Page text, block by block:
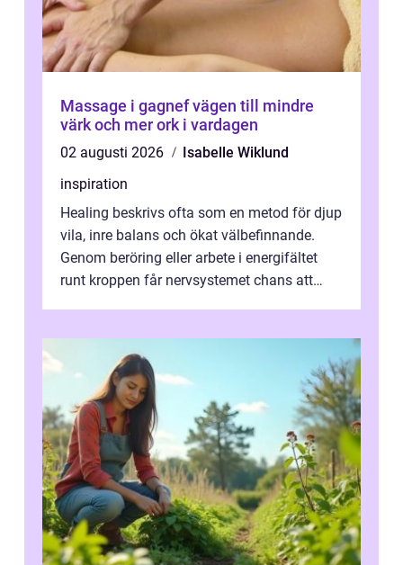
Massage i gagnef vägen till mindre
värk och mer ork i vardagen
02 augusti 2026
Isabelle Wiklund
inspiration
Healing beskrivs ofta som en metod för djup
vila, inre balans och ökat välbefinnande.
Genom beröring eller arbete i energifältet
runt kroppen får nervsystemet chans att